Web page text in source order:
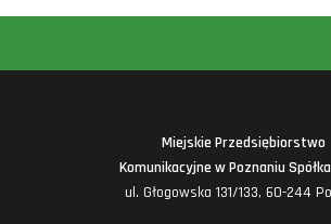
Miejskie Przedsiębiorstwo
Komunikacyjne w Poznaniu
ul. Głogowska 131/133, 60-244